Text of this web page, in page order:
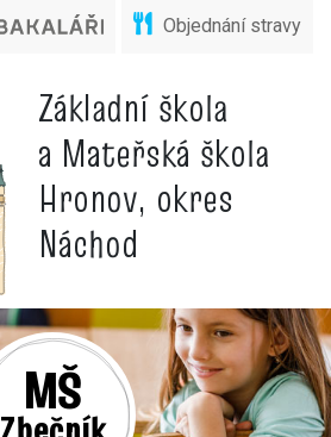
Základní škola
a Mateřská škola
Hronov, okres
Náchod
Objednání stravy
MŠ